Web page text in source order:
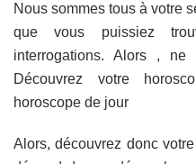
Nous sommes tous à votre
que vous puissiez
interrogations. Alors ,
Découvrez votre
horoscope de jour
Alors, découvrez donc votre